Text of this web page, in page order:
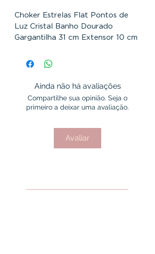
Choker Estrelas Flat Pontos de
Luz Cristal Banho Dourado
Gargantilha 31 cm Extensor 10 cm
Banho Dourado
Garantia 12 Meses
Ainda não há avaliações
Compartilhe sua opinião. Seja o
primeiro a deixar uma avaliação.
Avaliar